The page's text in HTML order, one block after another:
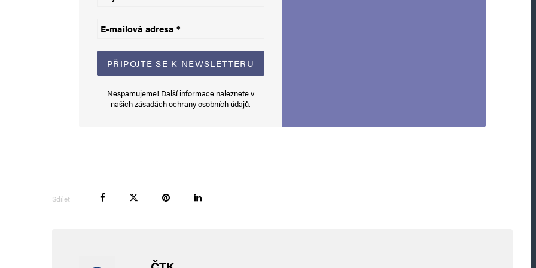
Informujte mě o nových příspěvcích e-mailem.
Alternative:
Nespamujeme! Další informace naleznete v
našichzásadách ochrany osobních údajů.
Sdílet